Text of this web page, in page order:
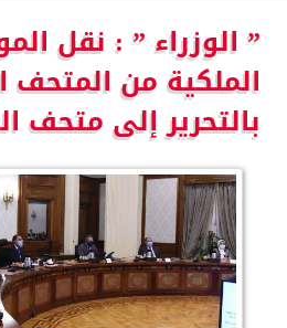
” الوزراء ” : نقل
الملكية من المتحف
بالتحرير إلى متحف